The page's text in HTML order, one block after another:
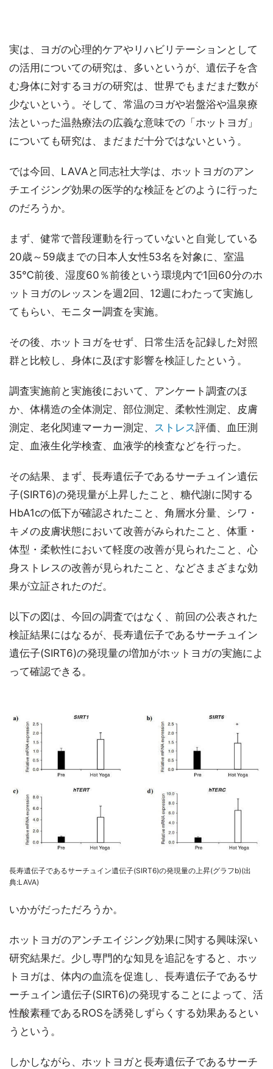
実は、ヨガの心理的ケアやリハビリテーションとして
の活用についての研究は、多いというが、遺伝子を含
む身体に対するヨガの研究は、世界でもまだまだ数が
少ないという。そして、常温のヨガや岩盤浴や温泉療
法といった温熱療法の広義な意味での「ホットヨガ」
についても研究は、まだまだ十分ではないという。
では今回、LAVAと同志社大学は、ホットヨガのアン
チエイジング効果の医学的な検証をどのように行った
のだろうか。
まず、健常で普段運動を行っていないと自覚している
20歳～59歳までの日本人女性53名を対象に、室温
35℃前後、湿度60％前後という環境内で1回60分のホ
ットヨガのレッスンを週2回、12週にわたって実施し
てもらい、モニター調査を実施。
その後、ホットヨガをせず、日常生活を記録した対照
群と比較し、身体に及ぼす影響を検証したという。
調査実施前と実施後において、アンケート調査のほ
か、体構造の全体測定、部位測定、柔軟性測定、皮膚
測定、老化関連マーカー測定、 ストレス評価、血圧測
定、血液生化学検査、血液学的検査などを行った。
その結果、まず、長寿遺伝子であるサーチュイン遺伝
子(SIRT6)の発現量が上昇したこと、糖代謝に関する
HbA1cの低下が確認されたこと、角層水分量、シワ・
キメの皮膚状態において改善がみられたこと、体重・
体型・柔軟性において軽度の改善が見られたこと、心
身ストレスの改善が見られたこと、などさまざまな効
果が立証されたのだ。
以下の図は、今回の調査ではなく、前回の公表された
検証結果にはなるが、長寿遺伝子であるサーチュイン
遺伝子(SIRT6)の発現量の増加がホットヨガの実施によ
って確認できる。
長寿遺伝子であるサーチュイン遺伝子(SIRT6)の発現量の上昇(グラフb)(出
典:LAVA)
いかがだっただろうか。
ホットヨガのアンチエイジング効果に関する興味深い
研究結果だ。少し専門的な知見を追記をすると、ホッ
トヨガは、体内の血流を促進し、長寿遺伝子であるサ
ーチュイン遺伝子(SIRT6)の発現することによって、活
性酸素種であるROSを誘発しずらくする効果あるとい
うという。
しかしながら、ホットヨガと長寿遺伝子であるサーチ